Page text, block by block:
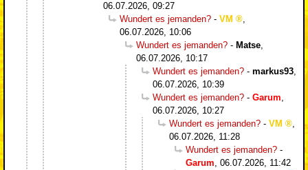
06.07.2026, 09:27
Wundert es jemanden? - VM
,
06.07.2026, 10:06
Wundert es jemanden? - Matse,
06.07.2026, 10:17
Wundert es jemanden? - markus93,
06.07.2026, 10:39
Wundert es jemanden? - Garum,
06.07.2026, 10:27
Wundert es jemanden? - VM
,
06.07.2026, 11:28
Wundert es jemanden? -
Garum, 06.07.2026, 11:42